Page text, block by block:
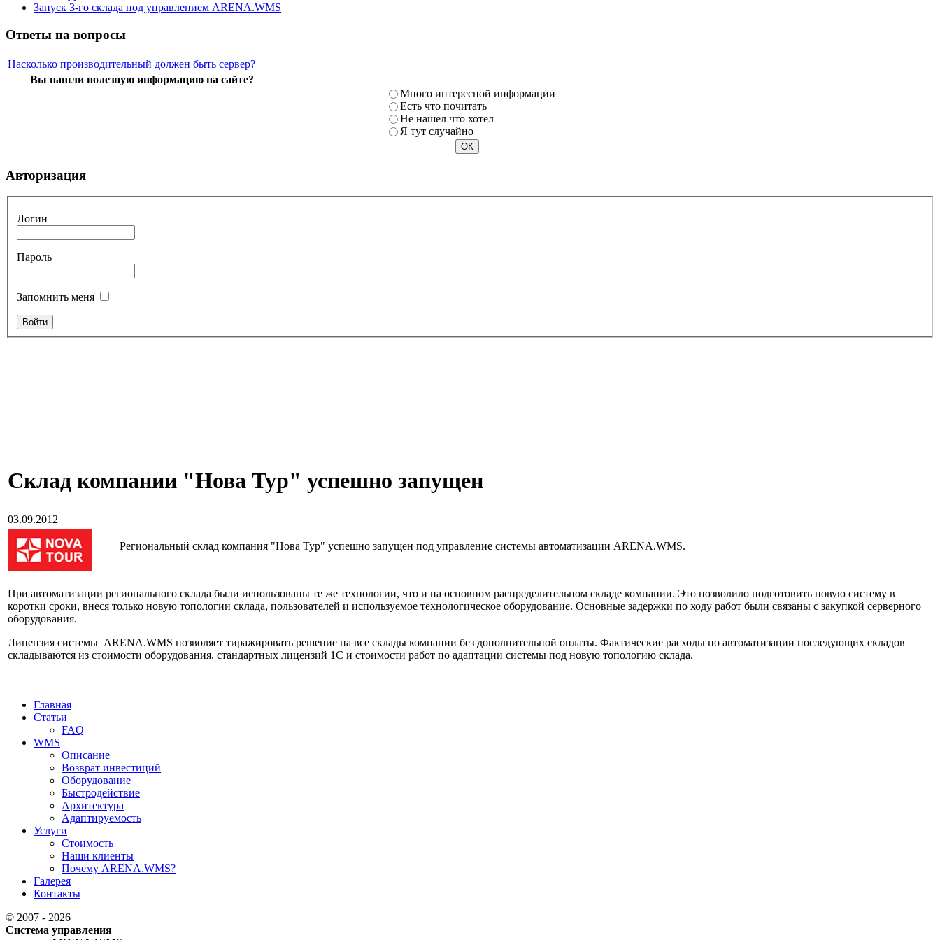
Запуск 3-го склада под управлением ARENA.WMS
Ответы на вопросы
Насколько производительный должен быть сервер?
Вы нашли полезную информацию на сайте?
Много интересной информации
Есть что почитать
Не нашел что хотел
Я тут случайно
Авторизация
Логин
Пароль
Запомнить меня
Cклад компании "Нова Тур" успешно запущен
03.09.2012
Региональный склад компания "Нова Тур" успешно запущен под управление системы автоматизации ARENA.WMS.
При автоматизации регионального склада были использованы те же технологии, что и на основном распределительном складе компании. Это позволило подготовить новую систему в
коротки сроки, внеся только новую топологии склада, пользователей и используемое технологическое оборудование. Основные задержки по ходу работ были связаны с закупкой серверного
оборудования.
Лицензия системы ARENA.WMS позволяет тиражировать решение на все склады компании без дополнительной оплаты. Фактические расходы по автоматизации последующих складов
складываются из стоимости оборудования, стандартных лицензий 1С и стоимости работ по адаптации системы под новую топологию склада.
Главная
Статьи
FAQ
WMS
Описание
Возврат инвестиций
Оборудование
Быстродействие
Архитектура
Адаптируемость
Услуги
Стоимость
Наши клиенты
Почему ARENA.WMS?
Галерея
Контакты
© 2007 - 2026
Система управления